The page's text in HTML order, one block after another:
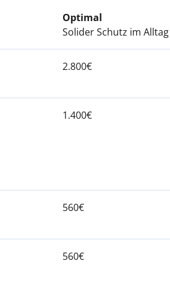
Optimal
Solider Schutz im Alltag
2.800€
1.400€
560€
560€